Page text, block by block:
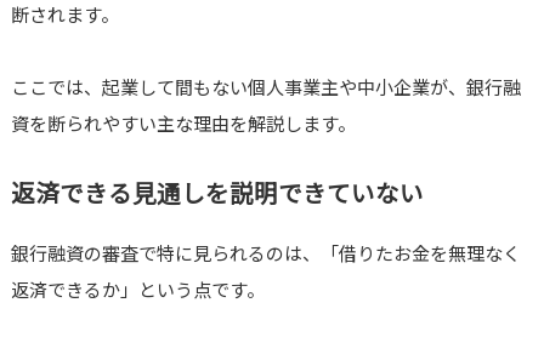
断されます。
ここでは、起業して間もない個人事業主や中小企業が、銀行融
資を断られやすい主な理由を解説します。
返済できる見通しを説明できていない
銀行融資の審査で特に見られるのは、「借りたお金を無理なく
返済できるか」という点です。